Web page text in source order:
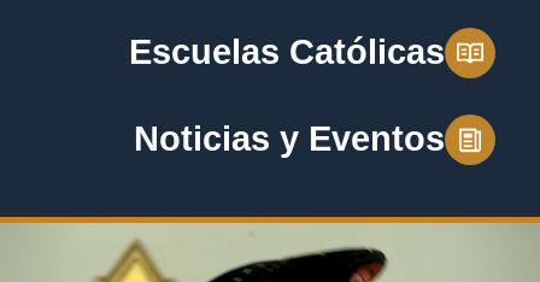
Escuelas Católicas
Noticias y Eventos